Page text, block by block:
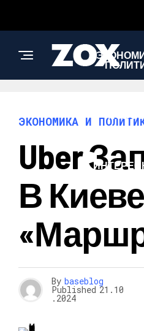
ЭКОНОМИКА И
Uber
В
By baseblog
Published 21.10
.2024